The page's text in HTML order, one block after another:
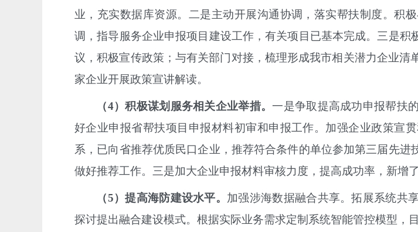
业，充实数据库资源。二是主动开展沟通协调，落实帮扶制度。积
调，指导服务企业申报项目建设工作，有关项目已基本完成。三是积
议，积极宣传政策；与有关部门对接，梳理形成我市相关潜力企业
家企业开展政策宣讲解读。
（4）积极谋划 服务相关企业举措。 一是争取提高成功申报帮扶
好企业申报省帮扶项目申报材料初审和申报工作。加强企业政策宣
系，已向省推荐优质民口企业，推荐符合条件的单位参加第三届先
做好推荐工作。三是加大企业申报材料审核力度，提高成功率，新增
（5）提高海防建设水平。 加强涉海数据融合共享。拓展系统共
探讨提出融合建设模式。根据实际业务需求定制系统智能管控模型，